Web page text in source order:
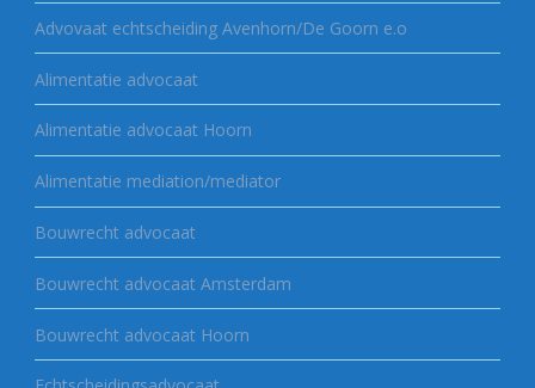
Advovaat echtscheiding Avenhorn/De Goorn e.o
Alimentatie advocaat
Alimentatie advocaat Hoorn
Alimentatie mediation/mediator
Bouwrecht advocaat
Bouwrecht advocaat Amsterdam
Bouwrecht advocaat Hoorn